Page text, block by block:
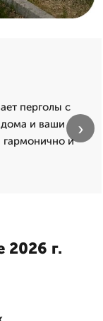
перголы с
дома и ваши
гармонично и
›
2026 г.